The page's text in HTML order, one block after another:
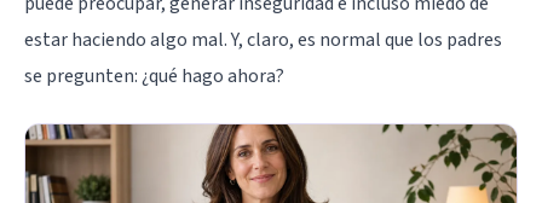
estar haciendo algo mal. Y, claro, es normal que los padres
se pregunten: ¿qué hago ahora?